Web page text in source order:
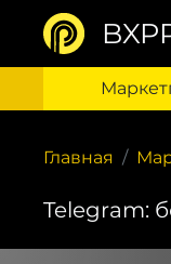
Главная
Telegram: